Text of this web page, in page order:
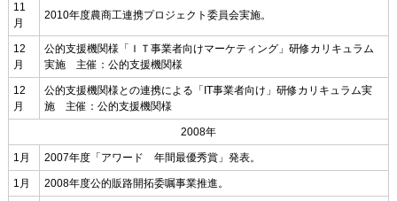
11
月
2010年度農商工連携プロジェクト委員会実施。
12
月
公的支援機関様「ＩＴ事業者向けマーケティング」研修カリキュラム
実施 主催：公的支援機関様
12
月
公的支援機関様との連携による「IT事業者向け」研修カリキュラム実
施 主催：公的支援機関様
2008年
1月 2007年度「アワード 年間最優秀賞」発表。
1月 2008年度公的販路開拓委嘱事業推進。